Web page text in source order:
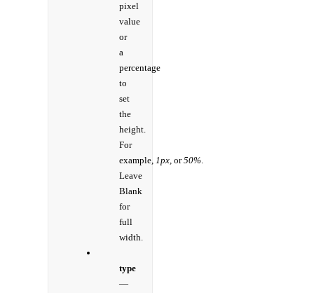
pixel
value
or
a
percentage
to
set
the
height.
For
example,1px,or50%.
Leave
Blank
for
full
width.
type
—